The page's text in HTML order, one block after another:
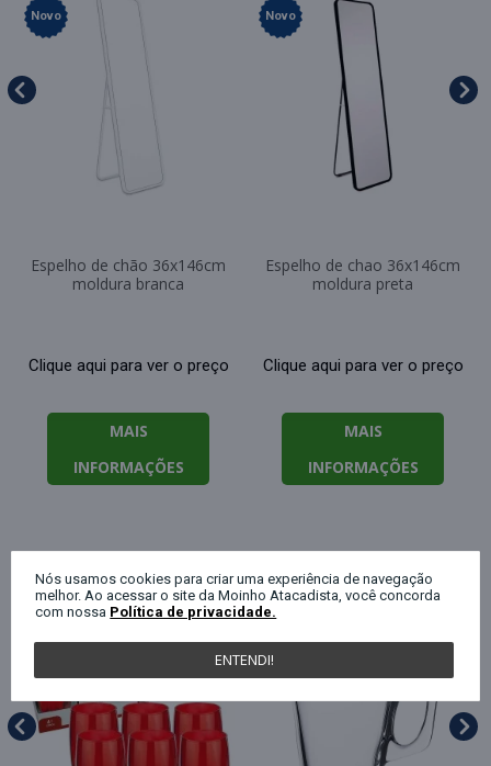
Novo
Espelho de chão 36x146cm
moldura branca
Clique aqui para ver o preço
MAIS
INFORMAÇÕES
Novo
Espelho de chao 36x146cm
moldura preta
Clique aqui para ver o preço
MAIS
INFORMAÇÕES
QUEM COMPROU ESTE PRODUTO,
Nós usamos cookies para criar uma experiência de navegação
melhor. Ao acessar o site da Moinho Atacadista, você concorda
com nossa Política de privacidade.
ENTENDI!